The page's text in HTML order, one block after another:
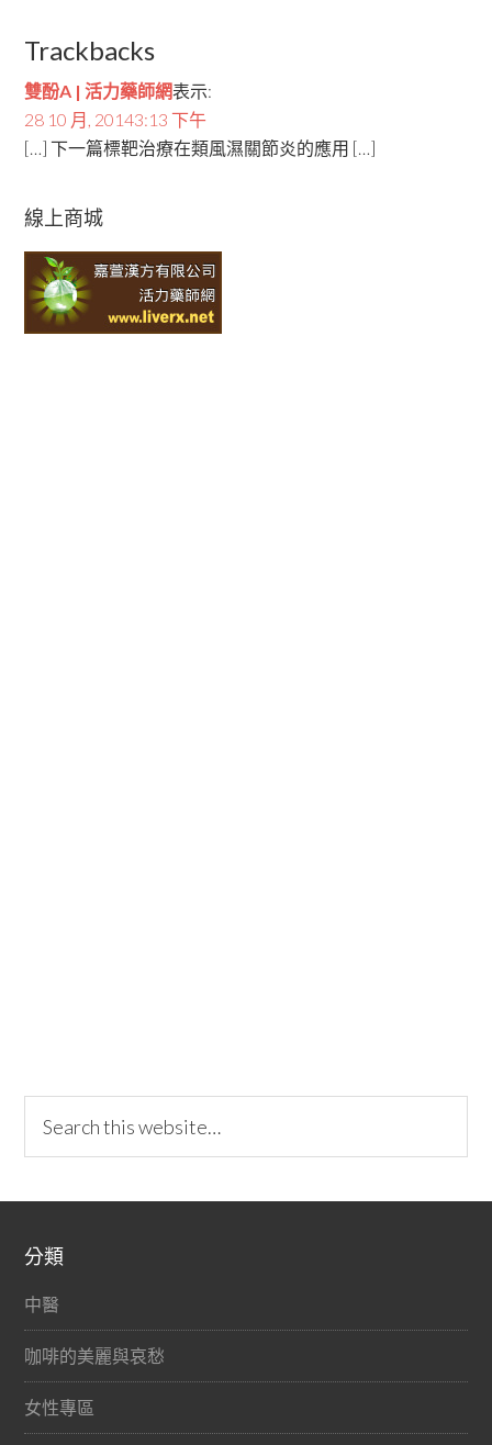
Trackbacks
雙酚A | 活力藥師網表示:
28 10 月, 20143:13 下午
[…] 下一篇標靶治療在類風濕關節炎的應用 […]
線上商城
分類
中醫
咖啡的美麗與哀愁
女性專區